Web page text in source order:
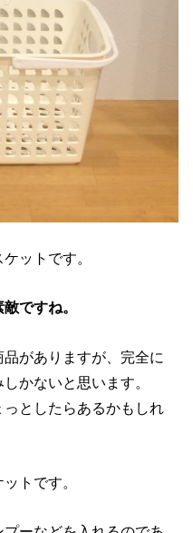
ットです。
ですね。
がありますが、完全に
かないと思います。
っとしたらあるかもしれ
トです。